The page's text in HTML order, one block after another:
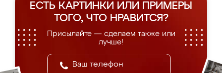
ЕСТЬ КАРТИНКИ ИЛИ ПРИМЕРЫ
ТОГО, ЧТО НРАВИТСЯ?
Присылайте — сделаем также или
лучше!